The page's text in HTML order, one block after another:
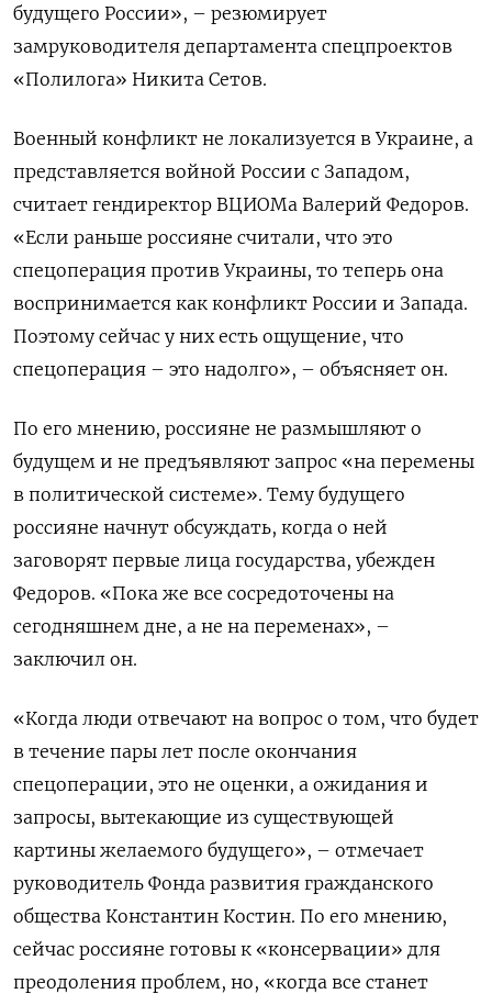
будущего России», – резюмирует
замруководителя департамента спецпроектов
«Полилога» Никита Сетов.
Военный конфликт не локализуется в Украине, а
представляется войной России с Западом,
считает гендиректор ВЦИОМа Валерий Федоров.
«Если раньше россияне считали, что это
спецоперация против Украины, то теперь она
воспринимается как конфликт России и Запада.
Поэтому сейчас у них есть ощущение, что
спецоперация – это надолго», – объясняет он.
По его мнению, россияне не размышляют о
будущем и не предъявляют запрос «на перемены
в политической системе». Тему будущего
россияне начнут обсуждать, когда о ней
заговорят первые лица государства, убежден
Федоров. «Пока же все сосредоточены на
сегодняшнем дне, а не на переменах», –
заключил он.
«Когда люди отвечают на вопрос о том, что будет
в течение пары лет после окончания
спецоперации, это не оценки, а ожидания и
запросы, вытекающие из существующей
картины желаемого будущего», – отмечает
руководитель Фонда развития гражданского
общества Константин Костин. По его мнению,
сейчас россияне готовы к «консервации» для
преодоления проблем, но, «когда все станет